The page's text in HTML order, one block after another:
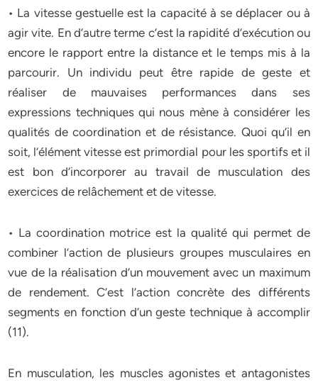
• La vitesse gestuelle est la capacité à se déplacer ou à
agir vite. En d’autre terme c’est la rapidité d’exécution ou
encore le rapport entre la distance et le temps mis à la
parcourir. Un individu peut être rapide de geste et
réaliser de mauvaises performances dans ses
expressions techniques qui nous mène à considérer les
qualités de coordination et de résistance. Quoi qu’il en
soit, l’élément vitesse est primordial pour les sportifs et il
est bon d’incorporer au travail de musculation des
exercices de relâchement et de vitesse.
• La coordination motrice est la qualité qui permet de
combiner l’action de plusieurs groupes musculaires en
vue de la réalisation d’un mouvement avec un maximum
de rendement. C’est l’action concrète des différents
segments en fonction d’un geste technique à accomplir
(11).
En musculation, les muscles agonistes et antagonistes